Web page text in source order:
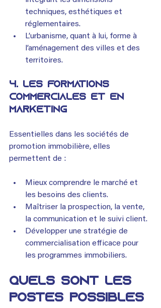
techniques, esthétiques et
réglementaires.
L’urbanisme, quant à lui, forme à
l’aménagement des villes et des
territoires.
4. Les formations
commerciales et en
marketing
Essentielles dans les sociétés de
promotion immobilière, elles
permettent de :
Mieux comprendre le marché et
les besoins des clients.
Maîtriser la prospection, la vente,
la communication et le suivi client.
Développer une stratégie de
commercialisation efficace pour
les programmes immobiliers.
Quels sont les
postes possibles